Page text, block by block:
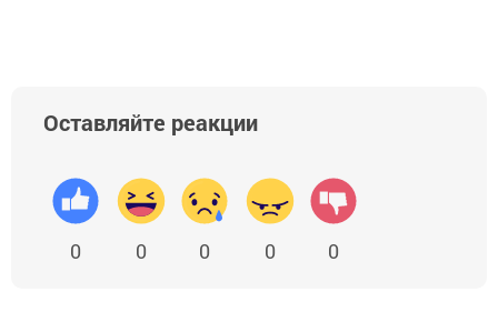
Оставляйте реакции
0 0 0 0 0